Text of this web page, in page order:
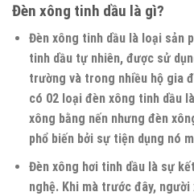
Đèn xông tinh dầu là gì?
Đèn xông tinh dầu là loại sản
tinh dầu tự nhiên, được sử
trường và trong nhiều hộ gia
có 02 loại đèn xông tinh dầu
xông bằng nến nhưng đèn
phổ biến bởi sự tiện dụng nó
Đèn xông hơi tinh dầu là sự
nghệ. Khi mà trước đây,